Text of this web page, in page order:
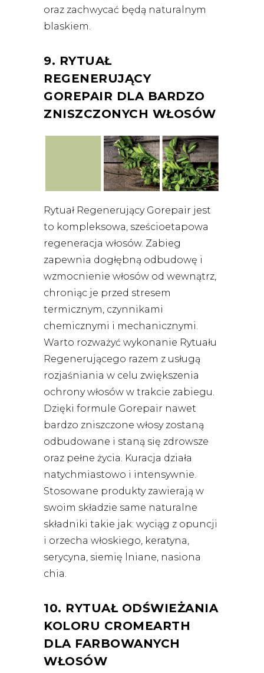
oraz zachwycać będą naturalnym
blaskiem.
9. RYTUAŁ
REGENERUJĄCY
GOREPAIR DLA BARDZO
ZNISZCZONYCH WŁOSÓW
Rytuał Regenerujący Gorepair jest
to kompleksowa, sześcioetapowa
regeneracja włosów. Zabieg
zapewnia dogłębną odbudowę i
wzmocnienie włosów od wewnątrz,
chroniąc je przed stresem
termicznym, czynnikami
chemicznymi i mechanicznymi.
Warto rozważyć wykonanie Rytuału
Regenerującego razem z usługą
rozjaśniania w celu zwiększenia
ochrony włosów w trakcie zabiegu.
Dzięki formule Gorepair nawet
bardzo zniszczone włosy zostaną
odbudowane i staną się zdrowsze
oraz pełne życia. Kuracja działa
natychmiastowo i intensywnie.
Stosowane produkty zawierają w
swoim składzie same naturalne
składniki takie jak: wyciąg z opuncji
i orzecha włoskiego, keratyna,
serycyna, siemię lniane, nasiona
chia.
10. RYTUAŁ ODŚWIEŻANIA
KOLORU CROMEARTH
DLA FARBOWANYCH
WŁOSÓW